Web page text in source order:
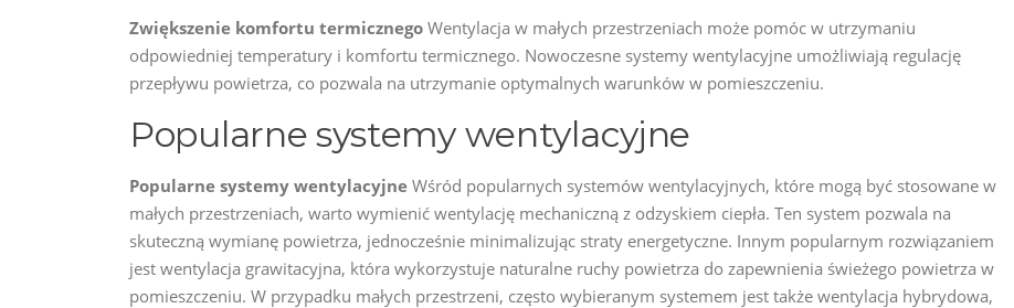
Zwiększenie komfortu termicznego Wentylacja w małych przestrzeniach może pomóc w utrzymaniu
odpowiedniej temperatury i komfortu termicznego. Nowoczesne systemy wentylacyjne umożliwiają regulację
przepływu powietrza, co pozwala na utrzymanie optymalnych warunków w pomieszczeniu.
Popularne systemy wentylacyjne
Popularne systemy wentylacyjne Wśród popularnych systemów wentylacyjnych, które mogą być stosowane w
małych przestrzeniach, warto wymienić wentylację mechaniczną z odzyskiem ciepła. Ten system pozwala na
skuteczną wymianę powietrza, jednocześnie minimalizując straty energetyczne. Innym popularnym rozwiązaniem
jest wentylacja grawitacyjna, która wykorzystuje naturalne ruchy powietrza do zapewnienia świeżego powietrza w
pomieszczeniu. W przypadku małych przestrzeni, często wybieranym systemem jest także wentylacja hybrydowa,